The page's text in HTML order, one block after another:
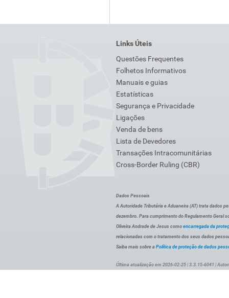
Links Úteis
Questões Frequentes
Folhetos Informativos
Manuais e guias
Estatísticas
Segurança e Privacidade
Ligações
Venda de bens
Lista de Devedores
Transações Intracomunitárias
Cross-Border Ruling (CBR)
Dados Pessoais
A Autoridade Tributária e Aduaneira (AT) trata dados
dezembro. Para cumprimento do Regulamento Geral
Oliveira Andrade de Jesus como encarregada da
relacionadas com o tratamento dos seus dados
Saiba mais sobre a Política de proteção de dados
Última atualização em 2026-02-25 | 3.3.15-6041 |